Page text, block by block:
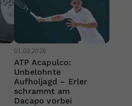
01.03.2026
ATP Acapulco:
Unbelohnte
Aufholjagd – Erler
schrammt am
Dacapo vorbei